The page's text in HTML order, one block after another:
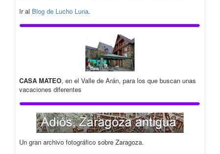
Ir al Blog de Lucho Luna.
CASA MATEO, en el Valle de Arán, para los que buscan unas
vacaciones diferentes
Un gran archivo fotográfico sobre Zaragoza.